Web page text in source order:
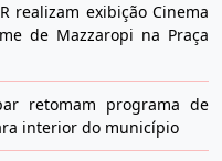
realizam exibição Cinema
de Mazzaropi na Praça
retomam programa de
interior do município